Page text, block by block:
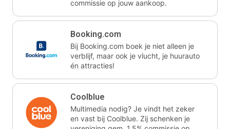
commissie op jouw aankoop.
Booking.com
Bij Booking.com boek je niet alleen je
verblijf, maar ook je vlucht, je huurauto
én attracties!
Coolblue
Multimedia nodig? Je vindt het zeker
en vast bij Coolblue. Zij schenken je